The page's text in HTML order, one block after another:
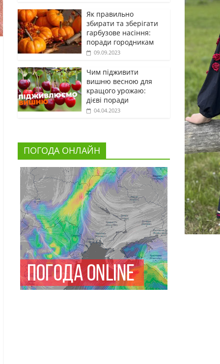
Як правильно
збирати та зберігати
гарбузове насіння:
поради городникам
09.09.2023
Чим підживити
вишню весною для
кращого урожаю:
дієві поради
04.04.2023
ПОГОДА ОНЛАЙН